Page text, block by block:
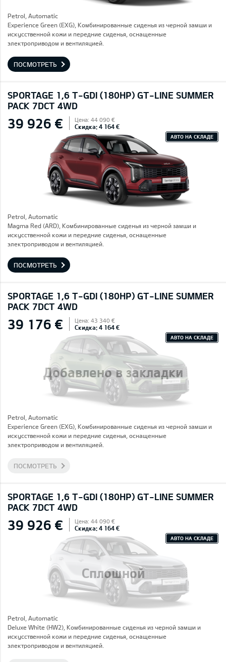
Petrol, Automatic
Experience Green (EXG), Комбинированные сиденья из черной замши и
искусственной кожи и передние сиденья, оснащенные
электроприводом и вентиляцией.
ПОСМОТРЕТЬ
SPORTAGE 1,6 T-GDI (180HP) GT-LINE SUMMER
PACK 7DCT 4WD
39 926 € Цена: 44 090 €
Скидка: 4 164 €
АВТО НА СКЛАДЕ
Petrol, Automatic
Magma Red (ARD), Комбинированные сиденья из черной замши и
искусственной кожи и передние сиденья, оснащенные
электроприводом и вентиляцией.
ПОСМОТРЕТЬ
SPORTAGE 1,6 T-GDI (180HP) GT-LINE SUMMER
PACK 7DCT 4WD
Добавлено в закладки
39 176 € Цена: 43 340 €
Скидка: 4 164 €
АВТО НА СКЛАДЕ
Petrol, Automatic
Experience Green (EXG), Комбинированные сиденья из черной замши и
искусственной кожи и передние сиденья, оснащенные
электроприводом и вентиляцией.
ПОСМОТРЕТЬ
SPORTAGE 1,6 T-GDI (180HP) GT-LINE SUMMER
PACK 7DCT 4WD
Сплошной
39 926 € Цена: 44 090 €
Скидка: 4 164 €
АВТО НА СКЛАДЕ
Petrol, Automatic
Deluxe White (HW2), Комбинированные сиденья из черной замши и
искусственной кожи и передние сиденья, оснащенные
электроприводом и вентиляцией.